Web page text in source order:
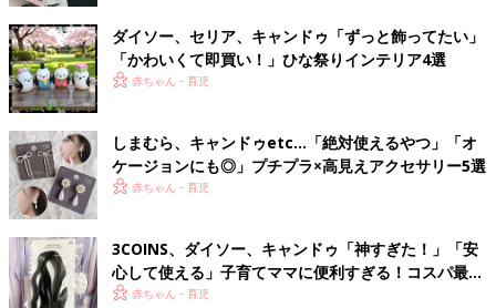
ダイソー、セリア、キャンドゥ「ずっと飾ってたい」
「かわいくて即買い！」ひな祭りインテリア4選
赤ちゃん・育児
しまむら、キャンドゥetc…「絶対使えるやつ」「オ
ケージョンにも◎」プチプラ×高見えアクセサリー5選
赤ちゃん・育児
3COINS、ダイソー、キャンドゥ「神すぎた！」「安
心して使える」子育てママに便利すぎる！コスパ最高
のスマホグッズ5選
赤ちゃん・育児